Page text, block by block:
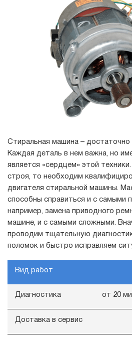
Стиральная машина – достаточно
Каждая деталь в нем важна, но
является «сердцем» этой
строя, то необходим
двигателя стиральной машины.
способны справиться и с самыми
например, замена приводного
машине, и с самыми сложными.
проводим тщательную
поломок и быстро исправляем
Вид работ
Диагностика от 20
Доставка в сервис